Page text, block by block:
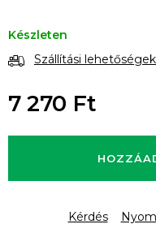
Készleten
Szállítási lehetőségek
7 270 Ft
Kérdés